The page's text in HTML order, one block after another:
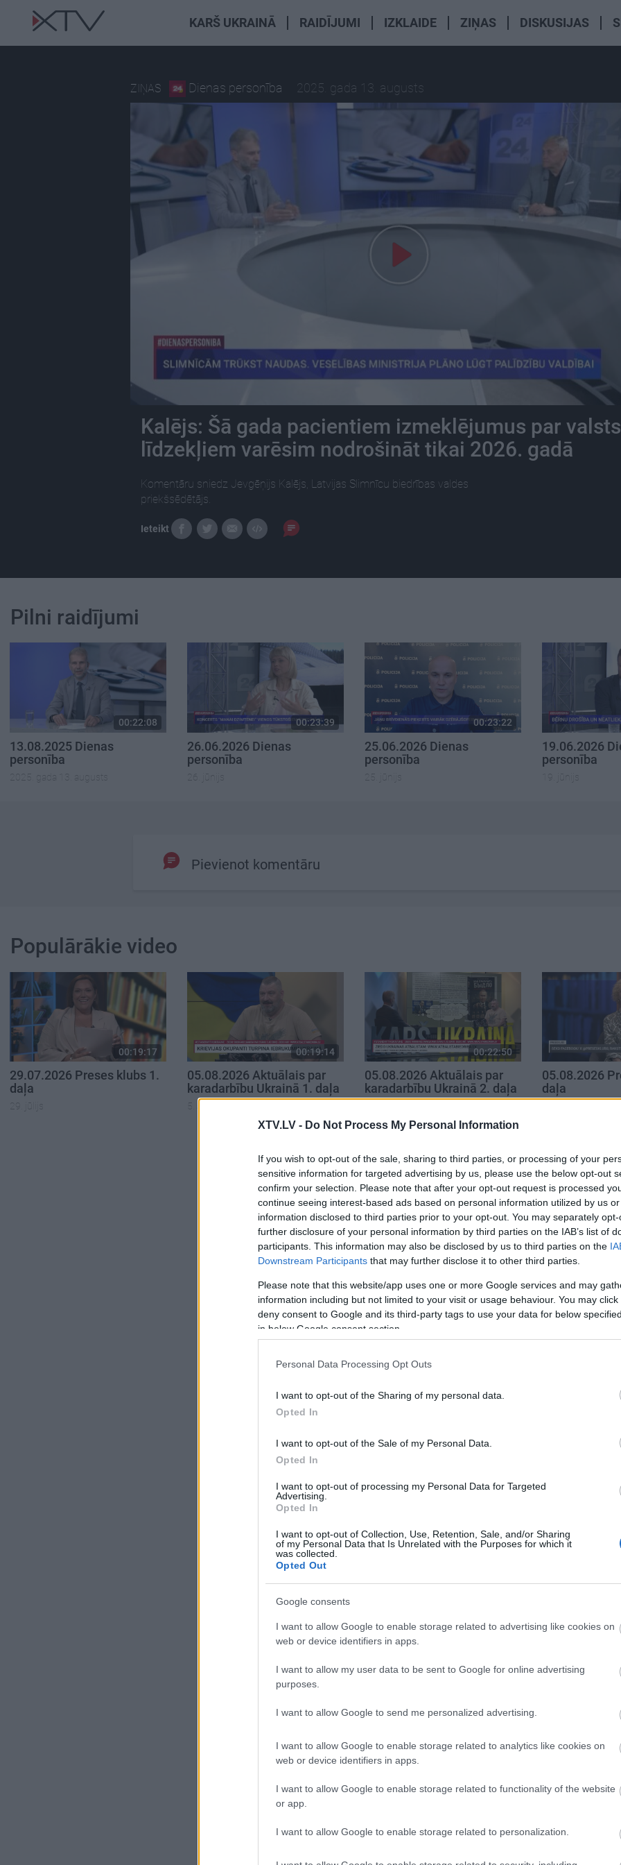
XTV.LV - Do Not Process My Personal Information
If you wish to opt-out of the sale, sharing to third parties, or processing of your
sensitive information for targeted advertising by us, please use the below opt-out
confirm your selection. Please note that after your opt-out request is processed
continue seeing interest-based ads based on personal information utilized by us
information disclosed to third parties prior to your opt-out. You may separately
further disclosure of your personal information by third parties on the IAB’s list of
participants. This information may also be disclosed by us to third parties on the
Downstream Participants that may further disclose it to other third parties.
Please note that this website/app uses one or more Google services and may
information including but not limited to your visit or usage behaviour. You may
deny consent to Google and its third-party tags to use your data for below
in below Google consent section.
Personal Data Processing Opt Outs
I want to opt-out of the Sharing of my personal data.
Opted In
I want to opt-out of the Sale of my Personal Data.
Opted In
I want to opt-out of processing my Personal Data for Targeted
Advertising.
Opted In
I want to opt-out of Collection, Use, Retention, Sale, and/or Sharing
of my Personal Data that Is Unrelated with the Purposes for which it
was collected.
Opted Out
Google consents
I want to allow Google to enable storage related to advertising like cookies on
web or device identifiers in apps.
I want to allow my user data to be sent to Google for online advertising
purposes.
I want to allow Google to send me personalized advertising.
I want to allow Google to enable storage related to analytics like cookies on
web or device identifiers in apps.
I want to allow Google to enable storage related to functionality of the website
or app.
I want to allow Google to enable storage related to personalization.
KARŠ UKRAINĀ RAIDĪJUMI IZKLAIDE ZIŅAS DISKUSIJAS
ZIŅAS Dienas personība 2025. gada 13. augusts
Kalējs: Šā gada pacientiem izmeklējumus par valsts
līdzekļiem varēsim nodrošināt tikai 2026. gadā
Komentāru sniedz Jevgēņijs Kalējs, Latvijas Slimnīcu biedrības valdes
priekšsēdētājs.
Ieteikt
Pilni raidījumi
00:22:08
13.08.2025 Dienas
personība
2025. gada 13. augusts
00:23:39
26.06.2026 Dienas
personība
26. jūnijs
00:23:22
25.06.2026 Dienas
personība
25. jūnijs
19.06.2026
personība
19. jūnijs
Pievienot komentāru
Populārākie video
00:19:17
29.07.2026 Preses klubs 1.
daļa
29. jūlijs
00:19:14
05.08.2026 Aktuālais par
karadarbību Ukrainā 1. daļa
5. augusts
00:22:50
05.08.2026 Aktuālais par
karadarbību Ukrainā 2. daļa
05.08.2026
daļa